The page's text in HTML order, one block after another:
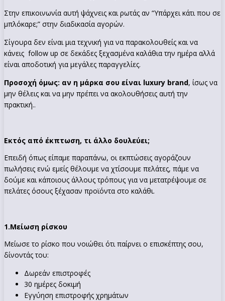
Στην επικοινωνία αυτή ψάχνεις και ρωτάς αν “Υπάρχει κάτι που σε
μπλόκαρε;” στην διαδικασία αγορών.
Σίγουρα δεν είναι μια τεχνική για να παρακολουθείς και να
κάνεις follow up σε δεκάδες ξεχασμένα καλάθια την ημέρα αλλά
είναι αποδοτική για μεγάλες παραγγελίες.
Προσοχή όμως: αν η μάρκα σου είναι luxury brand, ίσως να
μην θέλεις και να μην πρέπει να ακολουθήσεις αυτή την
πρακτική..
Εκτός από έκπτωση, τι άλλο δουλεύει;
Επειδή όπως είπαμε παραπάνω, οι εκπτώσεις αγοράζουν
πωλήσεις ενώ εμείς θέλουμε να χτίσουμε πελάτες, πάμε να
δούμε και κάποιους άλλους τρόπους για να μετατρέψουμε σε
πελάτες όσους ξέχασαν προϊόντα στο καλάθι.
1.Μείωση ρίσκου
Μείωσε το ρίσκο που νοιώθει ότι παίρνει ο επισκέπτης σου,
δίνοντάς του:
Δωρεάν επιστροφές
30 ημέρες δοκιμή
Εγγύηση επιστροφής χρημάτων